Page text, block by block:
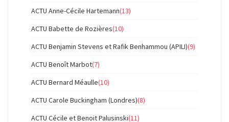
ACTU Anne-Cécile Hartemann(13)
ACTU Babette de Rozières(10)
ACTU Benjamin Stevens et Rafik Benhammou (APILI)(9)
ACTU Benoît Marbot(7)
ACTU Bernard Méaulle(10)
ACTU Carole Buckingham (Londres)(8)
ACTU Cécile et Benoit Palusinski(11)